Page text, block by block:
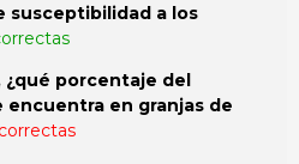
susceptibilidad a los
¿qué porcentaje del
en granjas de